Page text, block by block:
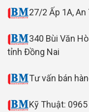
27/2 Ấp 1A,
340 Bùi Văn
tỉnh Đồng Nai
Tư vấn bán
Kỹ Thuật: